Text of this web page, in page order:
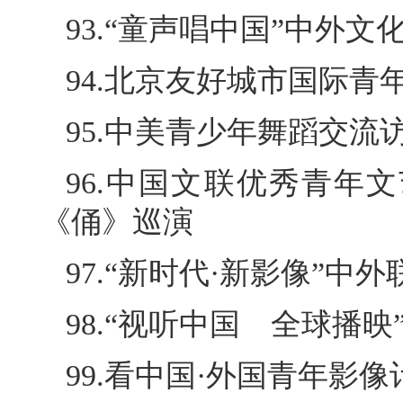
93.“童声唱中国”中外文
94.北京友好城市国际青
95.中美青少年舞蹈交流
96.中国文联优秀青年
《俑》巡演
97.“新时代·新影像”中外
98.“视听中国 全球播映
99.看中国·外国青年影像